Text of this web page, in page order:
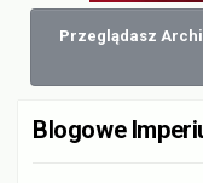
Przeglądasz
Blogowe